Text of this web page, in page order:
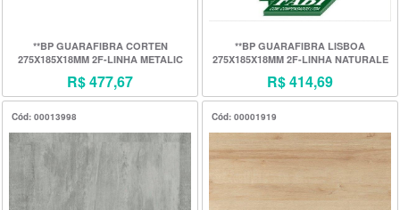
**BP GUARAFIBRA CORTEN
275X185X18MM 2F-LINHA METALIC
R$ 477,67
**BP GUARAFIBRA LISBOA
275X185X18MM 2F-LINHA NATURALE
R$ 414,69
Cód: 00013998 Cód: 00001919